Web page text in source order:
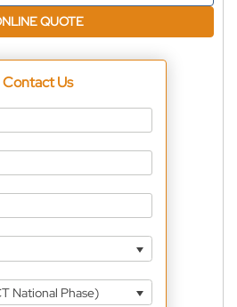
QUOTE
Contact Us
National Phase)